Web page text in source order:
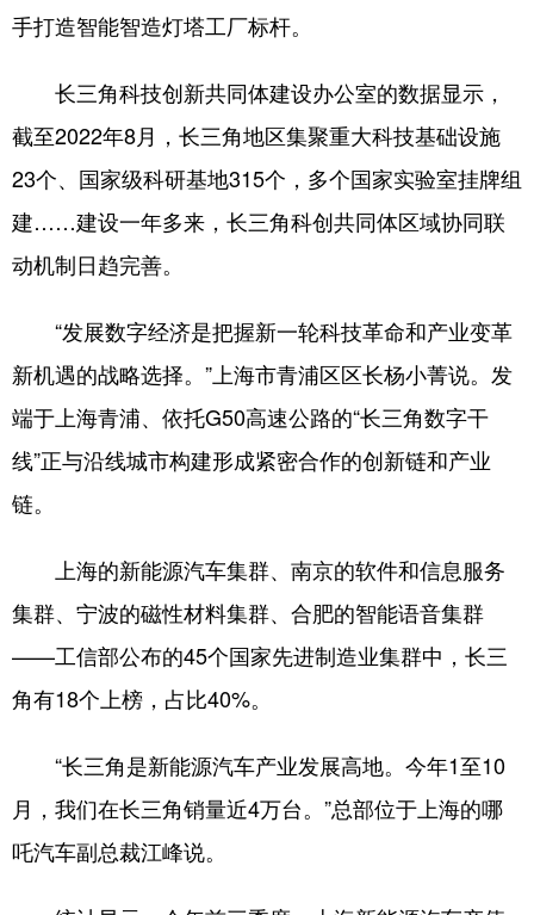
手打造智能智造灯塔工厂标杆。
长三角科技创新共同体建设办公室的数据显示，
截至2022年8月，长三角地区集聚重大科技基础设施
23个、国家级科研基地315个，多个国家实验室挂牌组
建……建设一年多来，长三角科创共同体区域协同联
动机制日趋完善。
“发展数字经济是把握新一轮科技革命和产业变革
新机遇的战略选择。”上海市青浦区区长杨小菁说。发
端于上海青浦、依托G50高速公路的“长三角数字干
线”正与沿线城市构建形成紧密合作的创新链和产业
链。
上海的新能源汽车集群、南京的软件和信息服务
集群、宁波的磁性材料集群、合肥的智能语音集群
——工信部公布的45个国家先进制造业集群中，长三
角有18个上榜，占比40%。
“长三角是新能源汽车产业发展高地。今年1至10
月，我们在长三角销量近4万台。”总部位于上海的哪
吒汽车副总裁江峰说。